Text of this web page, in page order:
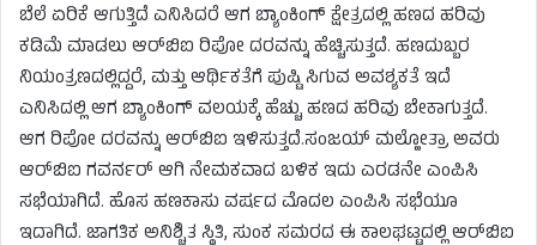
ಬೆಲೆ ಏರಿಕೆ ಆಗುತ್ತಿದೆ ಎನಿಸಿದರೆ ಆಗ ಬ್ಯಾಂಕಿಂಗ್ ಕ್ಷೇತ್ರದಲ್ಲಿ ಹಣದ ಹರಿವು
ಕಡಿಮೆ ಮಾಡಲು ಆರ್​​ಬಿಐ ರಿಪೋ ದರವನ್ನು ಹೆಚ್ಚಿಸುತ್ತದೆ. ಹಣದುಬ್ಬರ
ನಿಯಂತ್ರಣದಲ್ಲಿದ್ದರೆ, ಮತ್ತು ಆರ್ಥಿಕತೆಗೆ ಪುಷ್ಟಿ ಸಿಗುವ ಅವಶ್ಯಕತೆ ಇದೆ
ಎನಿಸಿದಲ್ಲಿ ಆಗ ಬ್ಯಾಂಕಿಂಗ್ ವಲಯಕ್ಕೆ ಹೆಚ್ಚು ಹಣದ ಹರಿವು ಬೇಕಾಗುತ್ತದೆ.
ಆಗ ರಿಪೋ ದರವನ್ನು ಆರ್​​ಬಿಐ ಇಳಿಸುತ್ತದೆ.ಸಂಜಯ್ ಮಲ್ಹೋತ್ರಾ ಅವರು
ಆರ್​​ಬಿಐ ಗವರ್ನರ್ ಆಗಿ ನೇಮಕವಾದ ಬಳಿಕ ಇದು ಎರಡನೇ ಎಂಪಿಸಿ
ಸಭೆಯಾಗಿದೆ. ಹೊಸ ಹಣಕಾಸು ವರ್ಷದ ಮೊದಲ ಎಂಪಿಸಿ ಸಭೆಯೂ
ಇದಾಗಿದೆ. ಜಾಗತಿಕ ಅನಿಶ್ಚಿತ ಸ್ಥಿತಿ, ಸುಂಕ ಸಮರದ ಈ ಕಾಲಘಟ್ಟದಲ್ಲಿ ಆರ್​​ಬಿಐ